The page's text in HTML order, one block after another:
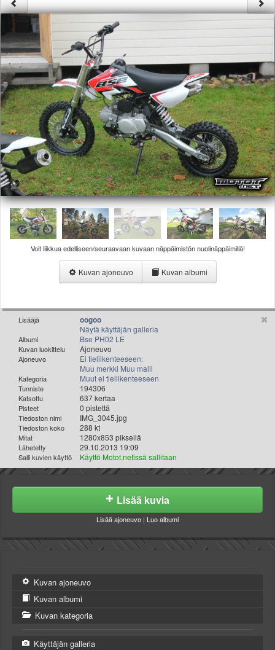
Säännöt ja ohjeet
Uudet ajoneuvot
Uudet kuvat
Uudet videot
Uudet kommentit
MYYDÄÄN
Haku
Ohjeet
Ajoneuvot
Osat
TIETOPANKKI
TAPAHTUMAT
MP15 kuvia
MP14 kuvia
MP13 kuvia
ACS 2015 kuvia
Lisää uusi tapahtuma
UUTISET
Valitse paikkakunta
Tampereen sää
Turun sää
Oulun sää
Kuopion sää
Rovaniemen sää
MUUT
VIP-jäsenyys
Paidat ja vaatteet
Suunnittele oma paita
Mainostus
Palaute
Kevytversio
Voit liikkua edelliseen/seuraavaan kuvaan näppäimistön nuolinäppäimillä!
Kuvan ajoneuvo Kuvan albumi
Lisääjä oogoo
Näytä käyttäjän galleria
Albumi Bse PH02 LE
Kuvan luokittelu Ajoneuvo
Ajoneuvo
Ei tieliikenteeseen:
Muu merkki Muu malli
Kategoria Muut ei tieliikenteeseen
Tunniste 194306
Katsottu 637 kertaa
Pisteet 0 pistettä
Tiedoston nimi IMG_3045.jpg
Tiedoston koko 288 kt
Mitat 1280x853 pikseliä
Lähetetty 29.10.2013 19:09
Salli kuvien käyttö Käyttö Motot.netissä sallitaan
Lisää kuvia
Lisää ajoneuvo | Luo albumi
Kuvan ajoneuvo
Kuvan albumi
Kuvan kategoria
Käyttäjän galleria